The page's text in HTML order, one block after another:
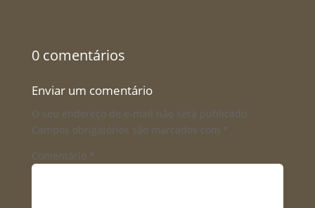
0 comentários
Enviar um comentário
O seu endereço de e-mail não será publicado.
Campos obrigatórios são marcados com *
Comentário *